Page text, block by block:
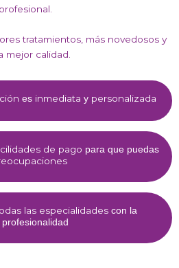
profesional.
tratamientos, más novedosos y
mejor calidad.
esinmediata y personalizada
de pago para que puedas
las especialidadescon la